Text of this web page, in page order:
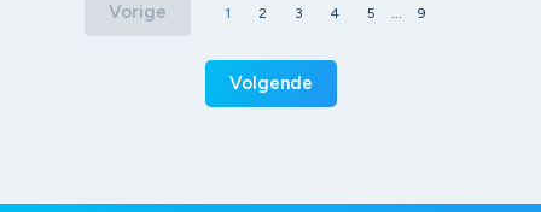
Vorige 1 2 3 4 5 ... 9
Volgende